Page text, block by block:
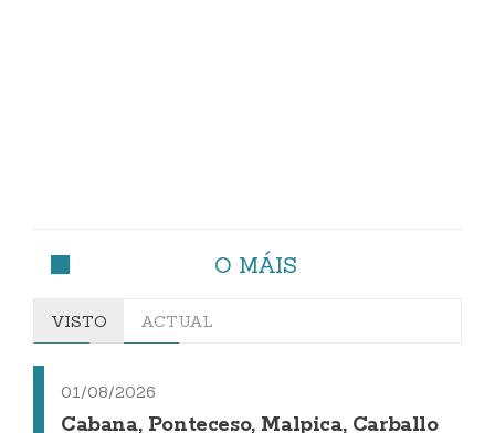
O MÁIS
VISTO ACTUAL
01/08/2026
Cabana, Ponteceso, Malpica, Carballo